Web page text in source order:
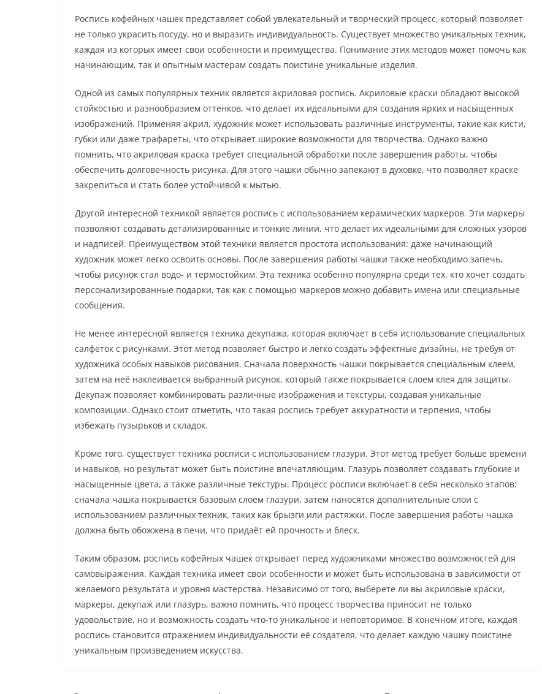
Роспись кофейных чашек представляет собой увлекательный и творческий процесс, который позволяет
не только украсить посуду, но и выразить индивидуальность. Существует множество уникальных техник,
каждая из которых имеет свои особенности и преимущества. Понимание этих методов может помочь как
начинающим, так и опытным мастерам создать поистине уникальные изделия.
Одной из самых популярных техник является акриловая роспись. Акриловые краски обладают высокой
стойкостью и разнообразием оттенков, что делает их идеальными для создания ярких и насыщенных
изображений. Применяя акрил, художник может использовать различные инструменты, такие как кисти,
губки или даже трафареты, что открывает широкие возможности для творчества. Однако важно
помнить, что акриловая краска требует специальной обработки после завершения работы, чтобы
обеспечить долговечность рисунка. Для этого чашки обычно запекают в духовке, что позволяет краске
закрепиться и стать более устойчивой к мытью.
Другой интересной техникой является роспись с использованием керамических маркеров. Эти маркеры
позволяют создавать детализированные и тонкие линии, что делает их идеальными для сложных узоров
и надписей. Преимуществом этой техники является простота использования: даже начинающий
художник может легко освоить основы. После завершения работы чашки также необходимо запечь,
чтобы рисунок стал водо- и термостойким. Эта техника особенно популярна среди тех, кто хочет создать
персонализированные подарки, так как с помощью маркеров можно добавить имена или специальные
сообщения.
Не менее интересной является техника декупажа, которая включает в себя использование специальных
салфеток с рисунками. Этот метод позволяет быстро и легко создать эффектные дизайны, не требуя от
художника особых навыков рисования. Сначала поверхность чашки покрывается специальным клеем,
затем на неё наклеивается выбранный рисунок, который также покрывается слоем клея для защиты.
Декупаж позволяет комбинировать различные изображения и текстуры, создавая уникальные
композиции. Однако стоит отметить, что такая роспись требует аккуратности и терпения, чтобы
избежать пузырьков и складок.
Кроме того, существует техника росписи с использованием глазури. Этот метод требует больше времени
и навыков, но результат может быть поистине впечатляющим. Глазурь позволяет создавать глубокие и
насыщенные цвета, а также различные текстуры. Процесс росписи включает в себя несколько этапов:
сначала чашка покрывается базовым слоем глазури, затем наносятся дополнительные слои с
использованием различных техник, таких как брызги или растяжки. После завершения работы чашка
должна быть обожжена в печи, что придаёт ей прочность и блеск.
Таким образом, роспись кофейных чашек открывает перед художниками множество возможностей для
самовыражения. Каждая техника имеет свои особенности и может быть использована в зависимости от
желаемого результата и уровня мастерства. Независимо от того, выберете ли вы акриловые краски,
маркеры, декупаж или глазурь, важно помнить, что процесс творчества приносит не только
удовольствие, но и возможность создать что-то уникальное и неповторимое. В конечном итоге, каждая
роспись становится отражением индивидуальности её создателя, что делает каждую чашку поистине
уникальным произведением искусства.